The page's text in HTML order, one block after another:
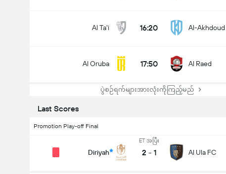
Al Ta'i 16:20 Al-Akhdoud
Al Oruba 17:50 Al Raed
ပွဲစဉ်ရက်များအားလုံးကိုကြည့်မည်
Last Scores
Promotion Play-off Final
Diriyah
ET အပြီး
2 - 1 Al Ula FC